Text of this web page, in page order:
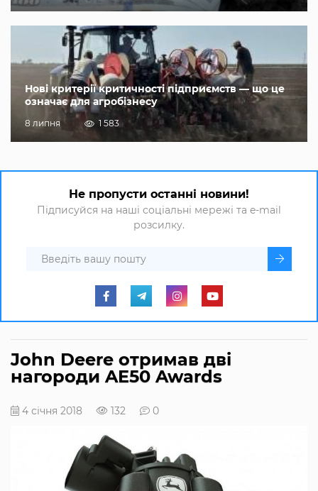
Нові критерії критичності підприємств — що це
означає для агробізнесу
8 липня 1 583
Не пропусти останні новини!
Підписуйся на наші соціальні мережі та e-mail
розсилку.
John Deere отримав дві
нагороди AE50 Awards
4 січня 2018 132 0